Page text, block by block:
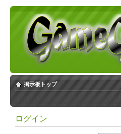
掲示板トップ
ログイン